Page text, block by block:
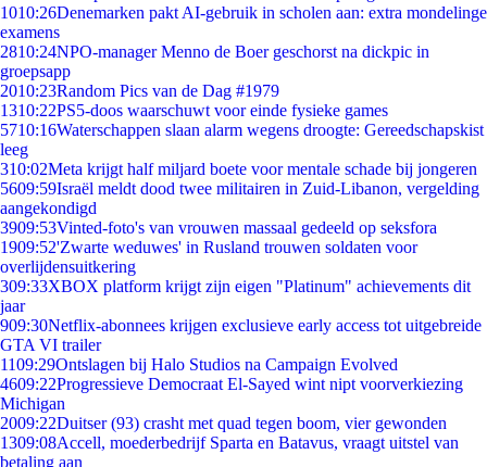
1010:26Denemarken pakt AI-gebruik in scholen aan: extra mondelinge
examens
2810:24NPO-manager Menno de Boer geschorst na dickpic in
groepsapp
2010:23Random Pics van de Dag #1979
1310:22PS5-doos waarschuwt voor einde fysieke games
5710:16Waterschappen slaan alarm wegens droogte: Gereedschapskist
leeg
310:02Meta krijgt half miljard boete voor mentale schade bij jongeren
5609:59Israël meldt dood twee militairen in Zuid-Libanon, vergelding
aangekondigd
3909:53Vinted-foto's van vrouwen massaal gedeeld op seksfora
1909:52'Zwarte weduwes' in Rusland trouwen soldaten voor
overlijdensuitkering
309:33XBOX platform krijgt zijn eigen "Platinum" achievements dit
jaar
909:30Netflix-abonnees krijgen exclusieve early access tot uitgebreide
GTA VI trailer
1109:29Ontslagen bij Halo Studios na Campaign Evolved
4609:22Progressieve Democraat El-Sayed wint nipt voorverkiezing
Michigan
2009:22Duitser (93) crasht met quad tegen boom, vier gewonden
1309:08Accell, moederbedrijf Sparta en Batavus, vraagt uitstel van
betaling aan